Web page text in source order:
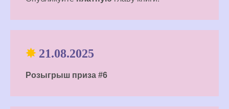
✸ 21.08.2025
Розыгрыш приза #6